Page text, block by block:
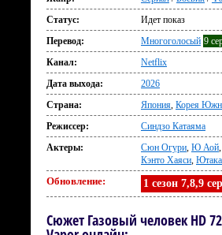
Статус:
Идет показ
Перевод:
Многоголосый 9
Канал:
Netflix
Дата выхода:
2026
Страна:
Япония, Корея
Режиссер:
Синдзо Катаяма
Актеры:
Сюн Огури, Ю Аой,
Кэнто Хаяси, Ютака
Обновление: 1 сезон 7,8,9
Сюжет Газовый человек HD